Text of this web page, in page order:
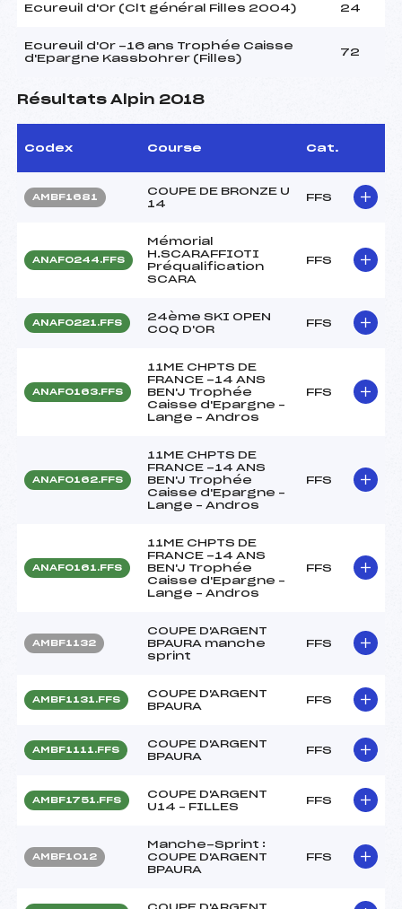
Ecureuil d'Or (Clt général Filles 2004) 24
Ecureuil d'Or -16 ans Trophée Caisse
d'Epargne Kassbohrer (Filles)
72
Résultats Alpin 2018
Codex Course Cat.
AMBF1681
COUPE DE BRONZE U
14
FFS
ANAF0244.FFS
Mémorial
H.SCARAFFIOTI
Préqualification
SCARA
FFS
ANAF0221.FFS
24ème SKI OPEN
COQ D'OR
FFS
ANAF0163.FFS
11ME CHPTS DE
FRANCE -14 ANS
BEN'J Trophée
Caisse d'Epargne –
Lange – Andros
FFS
ANAF0162.FFS
11ME CHPTS DE
FRANCE -14 ANS
BEN'J Trophée
Caisse d'Epargne –
Lange – Andros
FFS
ANAF0161.FFS
11ME CHPTS DE
FRANCE -14 ANS
BEN'J Trophée
Caisse d'Epargne –
Lange – Andros
FFS
AMBF1132
COUPE D'ARGENT
BPAURA manche
sprint
FFS
AMBF1131.FFS
COUPE D'ARGENT
BPAURA
FFS
AMBF1111.FFS
COUPE D'ARGENT
BPAURA
FFS
AMBF1751.FFS
COUPE D'ARGENT
U14 – FILLES
FFS
AMBF1012
Manche-Sprint :
COUPE D'ARGENT
BPAURA
FFS
COUPE D'ARGENT